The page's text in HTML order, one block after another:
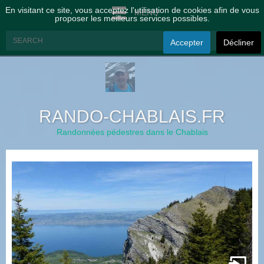
MENU
RANDO-CHABLAIS.FR
Randonnées pédestres dans le Chablais
En visitant ce site, vous acceptez l'utilisation de cookies afin de vous
proposer les meilleurs services possibles.
Accepter Décliner